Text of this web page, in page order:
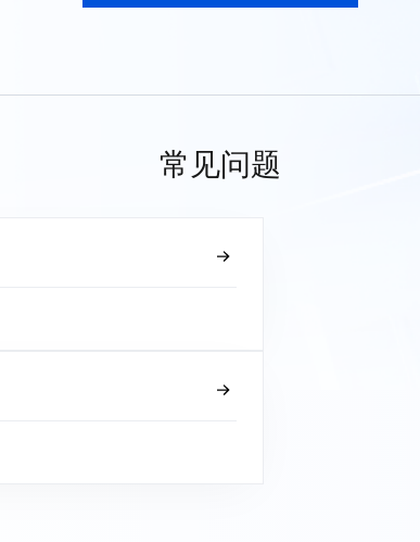
常见问题